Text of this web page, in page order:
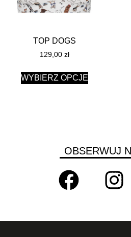
TOP DOGS
129,00 zł
WYBIERZ OPCJE
OBSERWUJ